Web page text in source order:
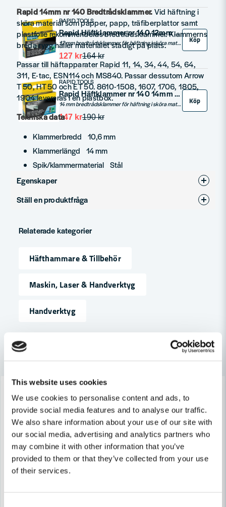
This website uses cookies
We use cookies to personalise content and ads, to
provide social media features and to analyse our traffic.
We also share information about your use of our site with
our social media, advertising and analytics partners who
may combine it with other information that you’ve
provided to them or that they’ve collected from your use
of their services.
RAPID TOOLS
Rapid Häftklammer nr 140 12mm (2000st)
12 mm bredtrådsklammer för häftning i sköra material som papper, träfiberplattor etc.
164 kr
127 kr
Köp
RAPID TOOLS
Rapid Häftklammer nr 140 14mm (2000st)
14 mm bredtrådsklammer för häftning i sköra material som papper, träfiberplattor etc.
190 kr
147 kr
Köp
Rapid14mm nr 140 Bredtrådsklammer.Vid häftning i
sköra material som papper, papp, träfiberplattor samt
plastfolie rekommenderas bredtrådsklammer. Klammerns
breda rygg håller materialet stadigt på plats.
Passar till häftapparater Rapid 11, 14, 34, 44, 54, 64,
311, E-tac, ESN114 och MS840. Passar dessutom Arrow
T 50, HT 50 och ET 50. 8610-1508, 1607, 1706, 1805,
1904 levereras i en plastbox.
Tekniska data
Klammerbredd 10,6 mm
Klammerlängd 14 mm
Spik/klammermaterial Stål
Egenskaper
Produkttyp
Ställ en produktfråga
Fråga oss något om denna produkten...
Namn
email
Skicka fråga
Relaterade kategorier
Häfthammare & Tillbehör
Maskin, Laser & Handverktyg
Handverktyg
Andra produkter i kategorin
-23%